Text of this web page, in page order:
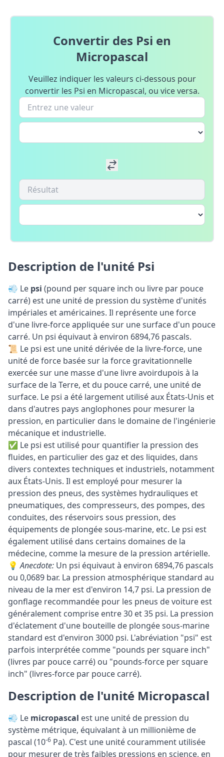
Convertir des Psi en
Micropascal
Veuillez indiquer les valeurs ci-dessous pour
convertir les Psi en Micropascal, ou vice versa.
Description de l'unité Psi
💨 Le psi (pound per square inch ou livre par pouce
carré) est une unité de pression du système d'unités
impériales et américaines. Il représente une force
d'une livre-force appliquée sur une surface d'un pouce
carré. Un psi équivaut à environ 6894,76 pascals.
📜 Le psi est une unité dérivée de la livre-force, une
unité de force basée sur la force gravitationnelle
exercée sur une masse d'une livre avoirdupois à la
surface de la Terre, et du pouce carré, une unité de
surface. Le psi a été largement utilisé aux États-Unis et
dans d'autres pays anglophones pour mesurer la
pression, en particulier dans le domaine de l'ingénierie
mécanique et industrielle.
✅ Le psi est utilisé pour quantifier la pression des
fluides, en particulier des gaz et des liquides, dans
divers contextes techniques et industriels, notamment
aux États-Unis. Il est employé pour mesurer la
pression des pneus, des systèmes hydrauliques et
pneumatiques, des compresseurs, des pompes, des
conduites, des réservoirs sous pression, des
équipements de plongée sous-marine, etc. Le psi est
également utilisé dans certains domaines de la
médecine, comme la mesure de la pression artérielle.
💡Anecdote: Un psi équivaut à environ 6894,76 pascals
ou 0,0689 bar. La pression atmosphérique standard au
niveau de la mer est d'environ 14,7 psi. La pression de
gonflage recommandée pour les pneus de voiture est
généralement comprise entre 30 et 35 psi. La pression
d'éclatement d'une bouteille de plongée sous-marine
standard est d'environ 3000 psi. L'abréviation "psi" est
parfois interprétée comme "pounds per square inch"
(livres par pouce carré) ou "pounds-force per square
inch" (livres-force par pouce carré).
Description de l'unité Micropascal
💨 Le micropascal est une unité de pression du
système métrique, équivalant à un millionième de
pascal (10-6 Pa). C'est une unité couramment utilisée
pour mesurer de très faibles pressions en science, en